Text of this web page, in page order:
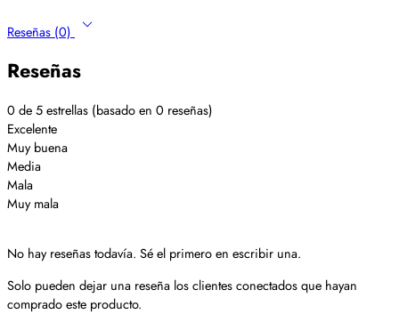
Reseñas (0)
Reseñas
0 de 5 estrellas (basado en 0 reseñas)
Excelente
Muy buena
Media
Mala
Muy mala
No hay reseñas todavía. Sé el primero en escribir una.
Solo pueden dejar una reseña los clientes conectados que hayan
comprado este producto.